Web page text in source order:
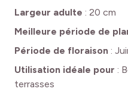
Largeur adulte : 20 cm
Meilleure période de
Période de floraison :
Utilisation idéale pour :
terrasses